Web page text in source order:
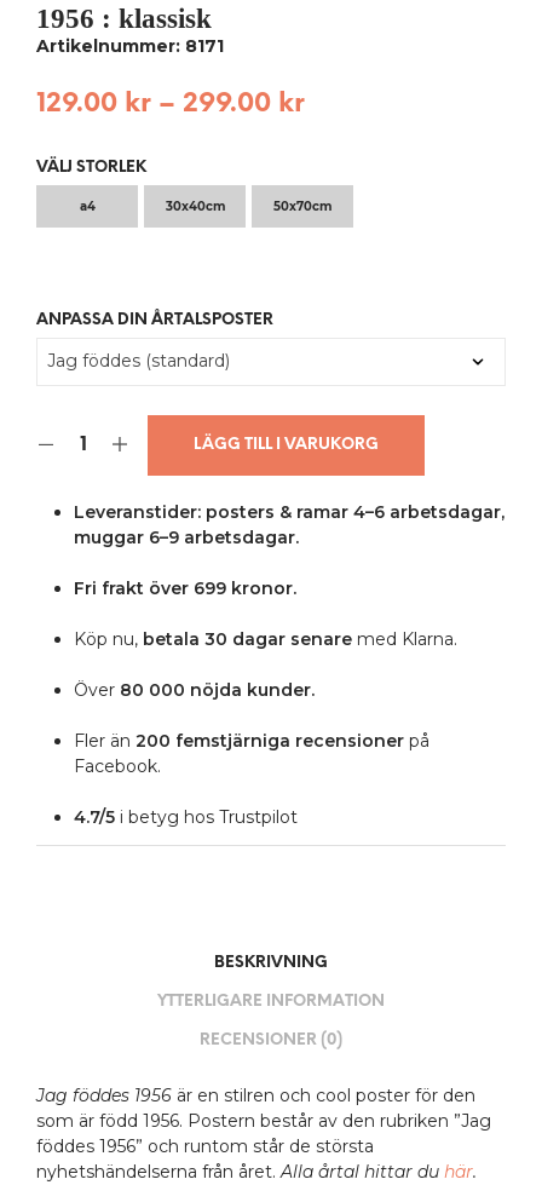
1956 : klassisk
Artikelnummer: 8171
129.00 kr – 299.00 kr
VÄLJ STORLEK
a4 30x40cm 50x70cm
ANPASSA DIN ÅRTALSPOSTER
LÄGG TILL I VARUKORG
Leveranstider: posters & ramar 4–6 arbetsdagar,
muggar 6–9 arbetsdagar.
Fri frakt över 699 kronor.
Köp nu,betala 30 dagar senaremed Klarna.
Över 80 000 nöjda kunder.
Fler än 200 femstjärniga recensionerpå
Facebook.
4.7/5i betyg hos Trustpilot
BESKRIVNING
YTTERLIGARE INFORMATION
RECENSIONER (0)
Jag föddes 1956 är en stilren och cool poster för den
som är född 1956. Postern består av den rubriken ”Jag
föddes 1956” och runtom står de största
nyhetshändelserna från året.Alla årtal hittar du här.